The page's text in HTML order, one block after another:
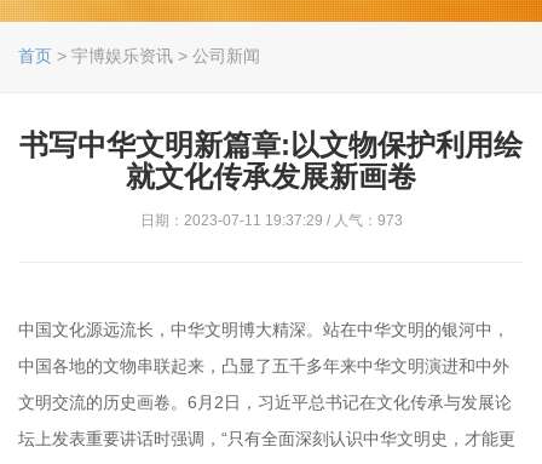
首页 > 宇博娱乐资讯 > 公司新闻
书写中华文明新篇章:以文物保护利用绘
就文化传承发展新画卷
日期：2023-07-11 19:37:29 / 人气：973
中国文化源远流长，中华文明博大精深。站在中华文明的银河中，
中国各地的文物串联起来，凸显了五千多年来中华文明演进和中外
文明交流的历史画卷。6月2日，习近平总书记在文化传承与发展论
坛上发表重要讲话时强调，“只有全面深刻认识中华文明史，才能更